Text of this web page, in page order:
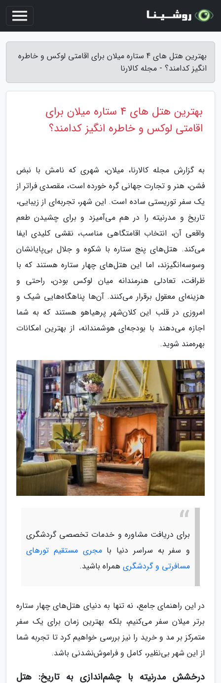
بهترین هتل های 4 ستاره میلان برای اقامتی لوکس و خاطره
انگیز کدامند؟ - مجله کالارنا
بهترین هتل های 4 ستاره میلان برای
اقامتی لوکس و خاطره انگیز کدامند؟
به گزارش مجله کالارنا، میلان، شهری که نامش با نبض
فشن، هنر و تجارت جهانی گره خورده است، مقصدی فراتر از
یک سفر توریستی ساده است. این شهر، تجربه‌ای از زیبایی،
تاریخ و مدرنیته را در هم می‌آمیزد و برای چشیدن طعم
واقعی آن، انتخاب اقامتگاهی مناسب، نقشی کلیدی ایفا
می‌کند. هتل‌های پنج ستاره با شکوه و جلال بی‌پایانشان
وسوسه‌انگیزند، اما این هتل‌های چهار ستاره هستند که با
ظرافت، تعادلی هنرمندانه میان لوکس بودن، راحتی و
هزینه‌ای معقول برقرار می‌کنند. آن‌ها پناهگاه‌هایی شیک و
امروزی در قلب این کلان‌شهر پرهیاهو هستند که به شما
اجازه می‌دهند با بودجه‌ای هوشمندانه، از بهترین امکانات
بهره‌مند شوید.
برای دریافت مشاوره و خدمات تخصصی گردشگری
و سفر به سراسر دنیا بامجری مستقیم تورهای
مسافرتی و گردشگری همراه باشید.
در این راهنمای جامع، نه تنها به دنیای هتل‌های چهار ستاره
برتر میلان سفر می‌کنیم، بلکه بهترین زمان برای یک سفر
متمرکز بر مد و خرید را نیز بررسی خواهیم کرد تا تجربه شما
از این شهر بی‌نظیر، کامل و فراموش‌نشدنی باشد.
درخشش مدرنیته با چشم‌اندازی به تاریخ: هتل